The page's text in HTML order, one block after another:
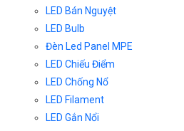
LED Bán Nguyệt
LED Bulb
Đèn Led Panel MPE
LED Chiếu Điểm
LED Chống Nổ
LED Filament
LED Gắn Nổi